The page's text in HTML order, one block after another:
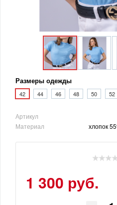
Размеры одежды
42 44 46 48 50 52
Артикул
Материал
хлопок
1 300 руб.